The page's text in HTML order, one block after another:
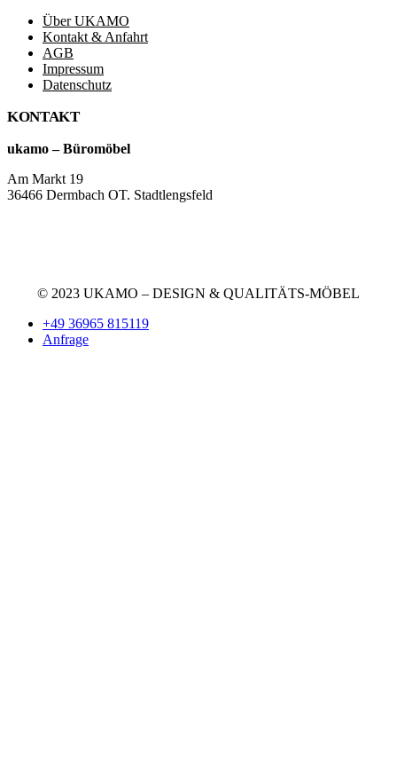
Über UKAMO
Kontakt & Anfahrt
AGB
Impressum
Datenschutz
KONTAKT
ukamo – Büromöbel
Am Markt 19
36466 Dermbach OT. Stadtlengsfeld
© 2023 UKAMO – DESIGN & QUALITÄTS-MÖBEL
+49 36965 815119
Anfrage